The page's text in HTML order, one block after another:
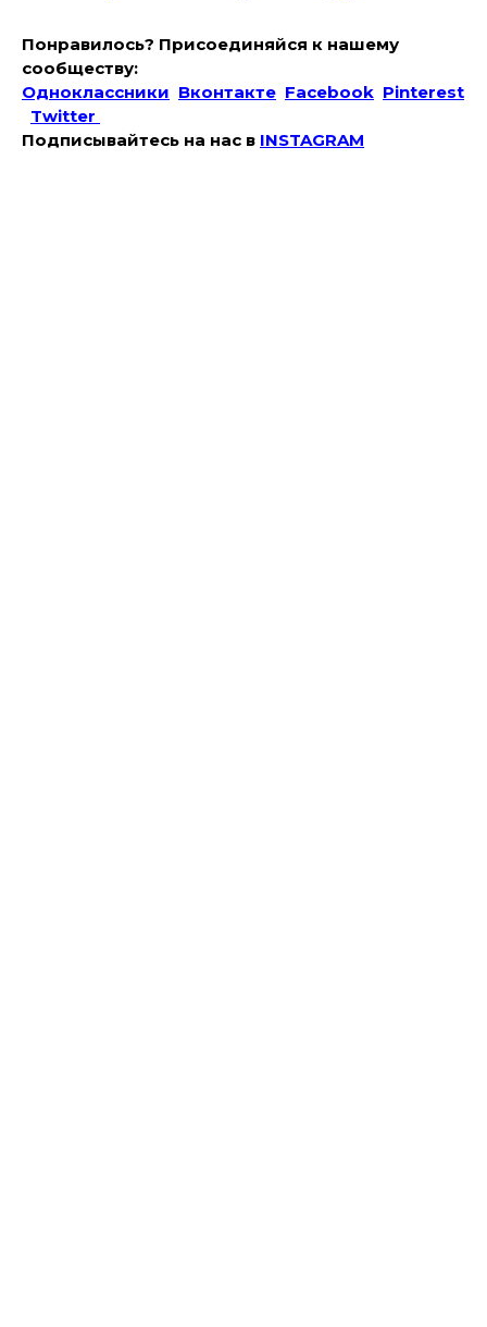
Понравилось? Присоединяйся к нашему
сообществу:
Одноклассники Вконтакте Facebook Pinterest
Twitter
Подписывайтесь на наc в INSTAGRAM